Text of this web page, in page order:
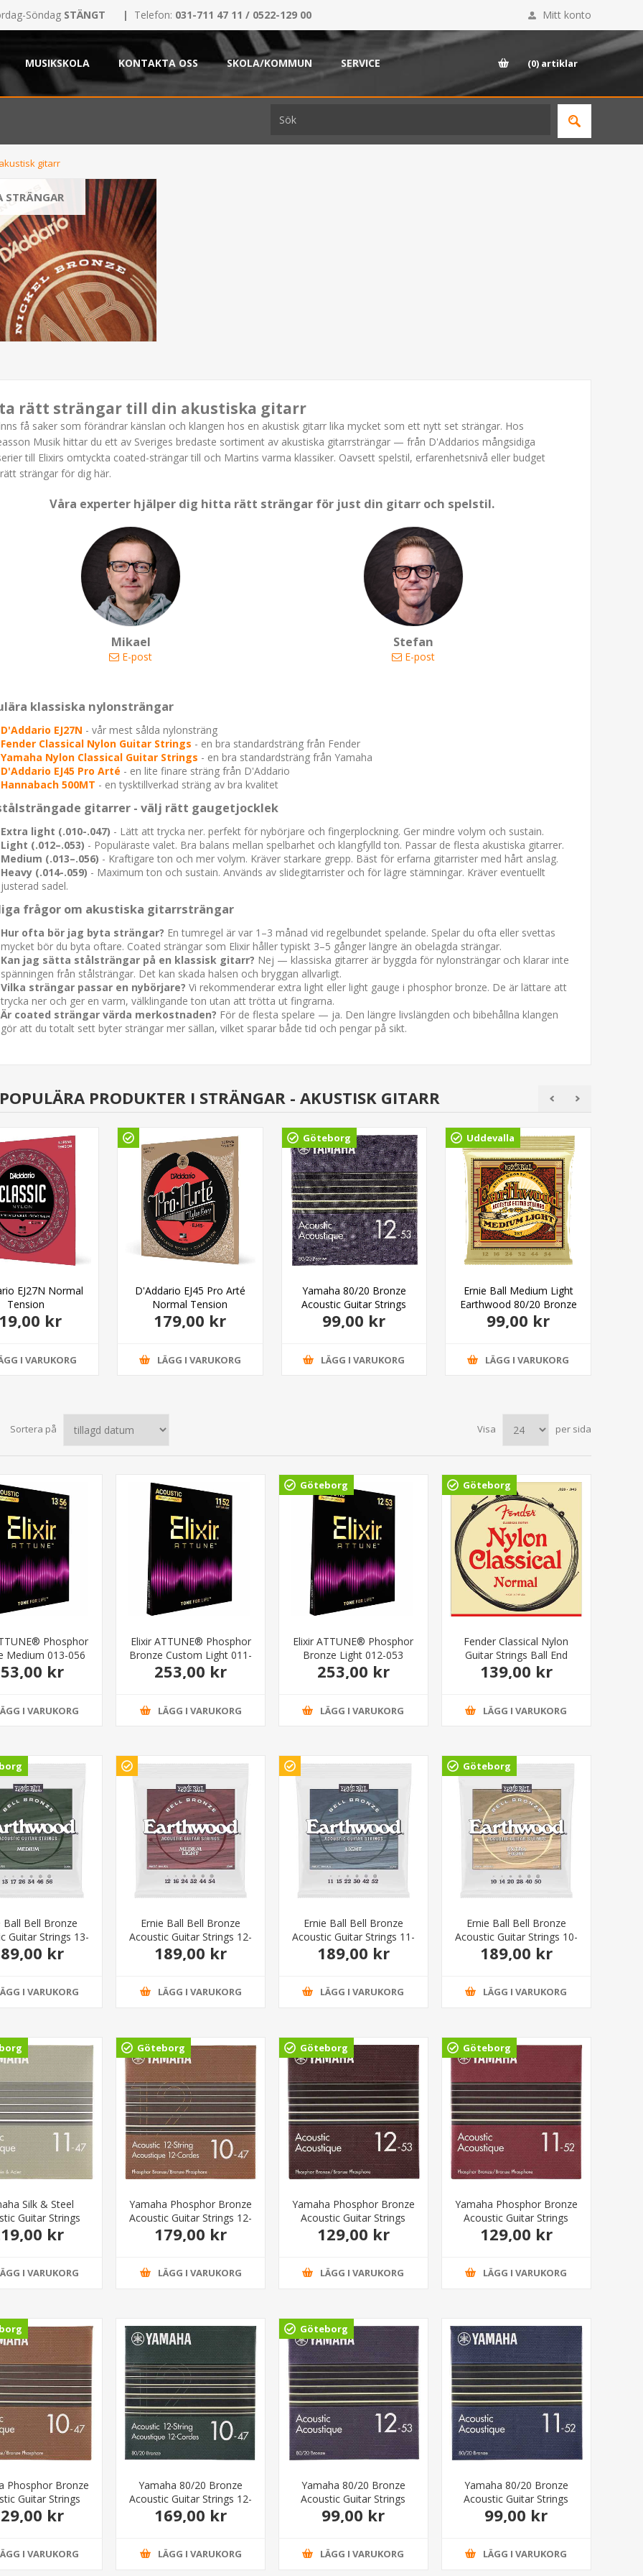
Söndag STÄNGT | Telefon: 031-711 47 11 / 0522-129 00 Mitt konto
MUSIKSKOLA KONTAKTA OSS SKOLA/KOMMUN SERVICE (0) artiklar
gitarr
STRÄNGAR
rätt strängar till din akustiska gitarr
få saker som förändrar känslan och klangen hos en akustisk gitarr lika mycket som ett nytt set strängar. Hos
Musik hittar du ett av Sveriges bredaste sortiment av akustiska gitarrsträngar — från D'Addarios mångsidiga
till Elixirs omtyckta coated-strängar till och Martins varma klassiker. Oavsett spelstil, erfarenhetsnivå eller budget
strängar för dig här.
Våra experter hjälper dig hitta rätt strängar för just din gitarr och spelstil.
Mikael
E-post
Stefan
E-post
klassiska nylonsträngar
D'Addario EJ27N - vår mest sålda nylonsträng
Fender Classical Nylon Guitar Strings - en bra standardsträng från Fender
Yamaha Nylon Classical Guitar Strings - en bra standardsträng från Yamaha
D'Addario EJ45 Pro Arté - en lite finare sträng från D'Addario
Hannabach 500MT - en tysktillverkad sträng av bra kvalitet
gitarrer - välj rätt gaugetjocklek
Extra light (.010-.047) - Lätt att trycka ner. perfekt för nybörjare och fingerplockning. Ger mindre volym och sustain.
Light (.012–.053) - Populäraste valet. Bra balans mellan spelbarhet och klangfylld ton. Passar de flesta akustiska gitarrer.
Medium (.013–.056) - Kraftigare ton och mer volym. Kräver starkare grepp. Bäst för erfarna gitarrister med hårt anslag.
Heavy (.014-.059) - Maximum ton och sustain. Används av slidegitarrister och för lägre stämningar. Kräver eventuellt
justerad sadel.
frågor om akustiska gitarrsträngar
Hur ofta bör jag byta strängar? En tumregel är var 1–3 månad vid regelbundet spelande. Spelar du ofta eller svettas
mycket bör du byta oftare. Coated strängar som Elixir håller typiskt 3–5 gånger längre än obelagda strängar.
Kan jag sätta stålsträngar på en klassisk gitarr? Nej — klassiska gitarrer är byggda för nylonsträngar och klarar inte
spänningen från stålsträngar. Det kan skada halsen och bryggan allvarligt.
Vilka strängar passar en nybörjare? Vi rekommenderar extra light eller light gauge i phosphor bronze. De är lättare att
trycka ner och ger en varm, välklingande ton utan att trötta ut fingrarna.
Är coated strängar värda merkostnaden? För de flesta spelare — ja. Den längre livslängden och bibehållna klangen
gör att du totalt sett byter strängar mer sällan, vilket sparar både tid och pengar på sikt.
PRODUKTER I STRÄNGAR - AKUSTISK GITARR
EJ27N Normal
Tension
kr
I VARUKORG
D'Addario EJ45 Pro Arté
Normal Tension
179,00 kr
LÄGG I VARUKORG
Göteborg
Yamaha 80/20 Bronze
Acoustic Guitar Strings
Light 12-53
99,00 kr
LÄGG I VARUKORG
Uddevalla
Ernie Ball Medium Light
Earthwood 80/20 Bronze
12-54
99,00 kr
LÄGG I VARUKORG
Sortera på Visa per sida
Phosphor
Medium 013-056
kr
I VARUKORG
Elixir ATTUNE® Phosphor
Bronze Custom Light 011-
052
253,00 kr
LÄGG I VARUKORG
Göteborg
Elixir ATTUNE® Phosphor
Bronze Light 012-053
253,00 kr
LÄGG I VARUKORG
Göteborg
Fender Classical Nylon
Guitar Strings Ball End
139,00 kr
LÄGG I VARUKORG
Ball Bell Bronze
Guitar Strings 13-
56
kr
I VARUKORG
Ernie Ball Bell Bronze
Acoustic Guitar Strings 12-
54
189,00 kr
LÄGG I VARUKORG
Ernie Ball Bell Bronze
Acoustic Guitar Strings 11-
52
189,00 kr
LÄGG I VARUKORG
Göteborg
Ernie Ball Bell Bronze
Acoustic Guitar Strings 10-
50
189,00 kr
LÄGG I VARUKORG
Silk & Steel
Guitar Strings
Light 11-47
kr
I VARUKORG
Göteborg
Yamaha Phosphor Bronze
Acoustic Guitar Strings 12-
String Light 10-47
179,00 kr
LÄGG I VARUKORG
Göteborg
Yamaha Phosphor Bronze
Acoustic Guitar Strings
Light 12-53
129,00 kr
LÄGG I VARUKORG
Göteborg
Yamaha Phosphor Bronze
Acoustic Guitar Strings
Custom Light 11-52
129,00 kr
LÄGG I VARUKORG
Phosphor Bronze
Guitar Strings
Light 10-47
kr
I VARUKORG
Yamaha 80/20 Bronze
Acoustic Guitar Strings 12-
String Light 10-47
169,00 kr
LÄGG I VARUKORG
Göteborg
Yamaha 80/20 Bronze
Acoustic Guitar Strings
Light 12-53
99,00 kr
LÄGG I VARUKORG
Yamaha 80/20 Bronze
Acoustic Guitar Strings
Custom Light 11-52
99,00 kr
LÄGG I VARUKORG